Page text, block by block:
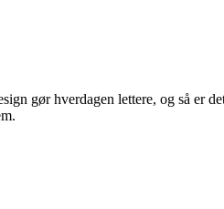
gør hverdagen lettere, og så